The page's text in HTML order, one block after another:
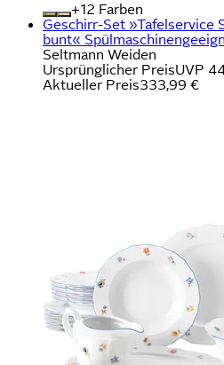
+
Farben
Geschirr-Set »Tafelservice
bunt«
Seltmann Weiden
Ursprünglicher PreisUVP
Aktueller Preis333,99 €